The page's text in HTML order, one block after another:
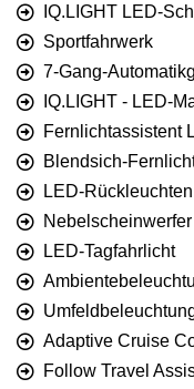
IQ.LIGHT LED-
Sportfahrwerk
7-Gang-
IQ.LIGHT - LED-
Fernlichtassistent
Blendsich-
LED-Rückleuchten
Nebelscheinwerfer
LED-Tagfahrlicht
Adaptive Cruise
Follow Travel